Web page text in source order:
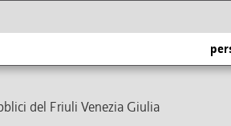
del Friuli Venezia Giulia